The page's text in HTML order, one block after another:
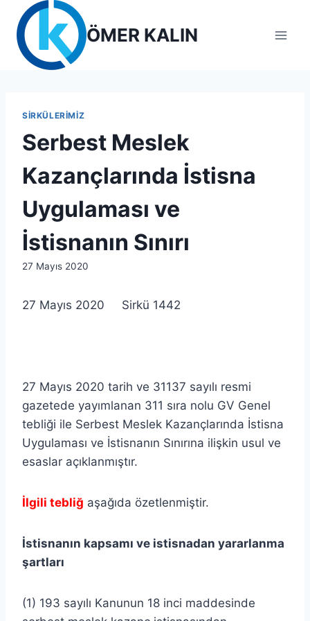
content
ÖMER KALIN
SIRKÜLERIMIZ
Serbest Meslek
Kazançlarında İstisna
Uygulaması ve
İstisnanın Sınırı
By
27 Mayıs 2020
27 Mayıs 2020 Sirkü 1442
27 Mayıs 2020 tarih ve 31137 sayılı resmi
gazetede yayımlanan 311 sıra nolu GV Genel
tebliği ile Serbest Meslek Kazançlarında İstisna
Uygulaması ve İstisnanın Sınırına ilişkin usul ve
esaslar açıklanmıştır.
İlgili tebliğ aşağıda özetlenmiştir.
İstisnanın kapsamı ve istisnadan yararlanma
şartları
(1) 193 sayılı Kanunun 18 inci maddesinde